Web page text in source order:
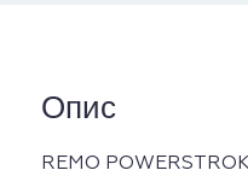
Опис
REMO